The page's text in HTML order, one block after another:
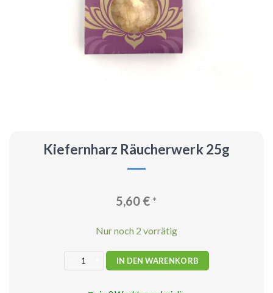
Kiefernharz Räucherwerk 25g
5,60 €*
Nur noch 2 vorrätig
Kiefernharz Räucherwerk 25g Menge
IN DEN WARENKORB